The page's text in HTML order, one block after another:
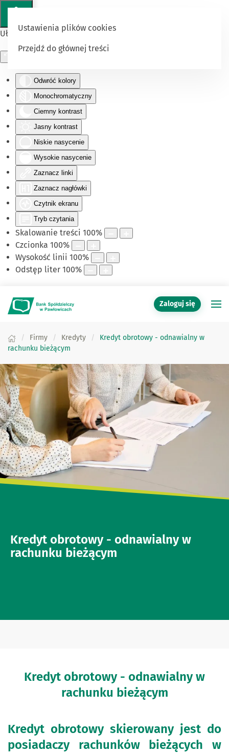
Ułatwienia dostępu
Odwróć kolory
Monochromatyczny
Ciemny kontrast
Jasny kontrast
Niskie nasycenie
Wysokie nasycenie
Zaznacz linki
Zaznacz nagłówki
Czytnik ekranu
Tryb czytania
Skalowanie treści 100%
Czcionka 100%
Wysokość linii 100%
Odstęp liter 100%
Ustawienia plików cookies
Przejdź do głównej treści
Zaloguj się
Firmy Kredyty
Kredyt obrotowy - odnawialny w
rachunku bieżącym
Kredyt obrotowy - odnawialny w
rachunku bieżącym
Kredyt obrotowy - odnawialny w
rachunku bieżącym
Kredyt obrotowy skierowany jest do
posiadaczy rachunków bieżących w